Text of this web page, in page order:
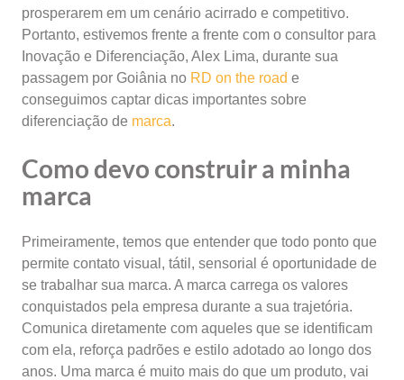
prosperarem em um cenário acirrado e competitivo.
Portanto, estivemos frente a frente com o consultor para
Inovação e Diferenciação, Alex Lima, durante sua
passagem por Goiânia no RD on the road e
conseguimos captar dicas importantes sobre
diferenciação de marca.
Como devo construir a minha
marca
Primeiramente, temos que entender que todo ponto que
permite contato visual, tátil, sensorial é oportunidade de
se trabalhar sua marca. A marca carrega os valores
conquistados pela empresa durante a sua trajetória.
Comunica diretamente com aqueles que se identificam
com ela, reforça padrões e estilo adotado ao longo dos
anos. Uma marca é muito mais do que um produto, vai